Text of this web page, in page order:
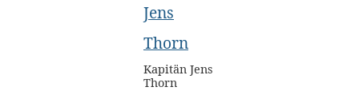
Kapitän Jens
Thorn